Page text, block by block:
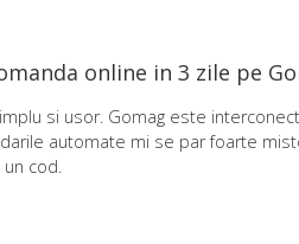
online in 3 zile pe
si usor. Gomag este
automate mi se par foarte
cod.